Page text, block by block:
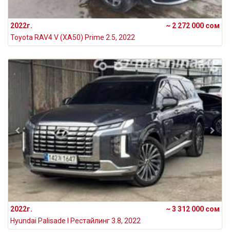
2022г.
~ 2 272 000 сом
Toyota RAV4 V (XA50) Prime 2.5, 2022
2022г.
~ 3 312 000 сом
Hyundai Palisade I Рестайлинг 3.8, 2022